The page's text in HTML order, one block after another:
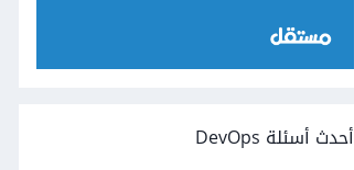
أحدث أسئلة DevOps